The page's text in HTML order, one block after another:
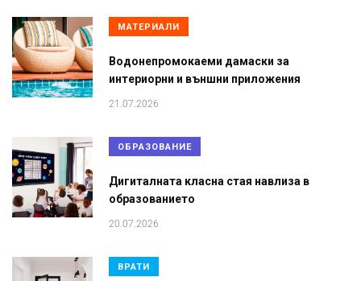
МАТЕРИАЛИ
Водонепромокаеми дамаски за
интериорни и външни приложения
21.07.2026
ОБРАЗОВАНИЕ
Дигиталната класна стая навлиза в
образованието
20.07.2026
ВРАТИ